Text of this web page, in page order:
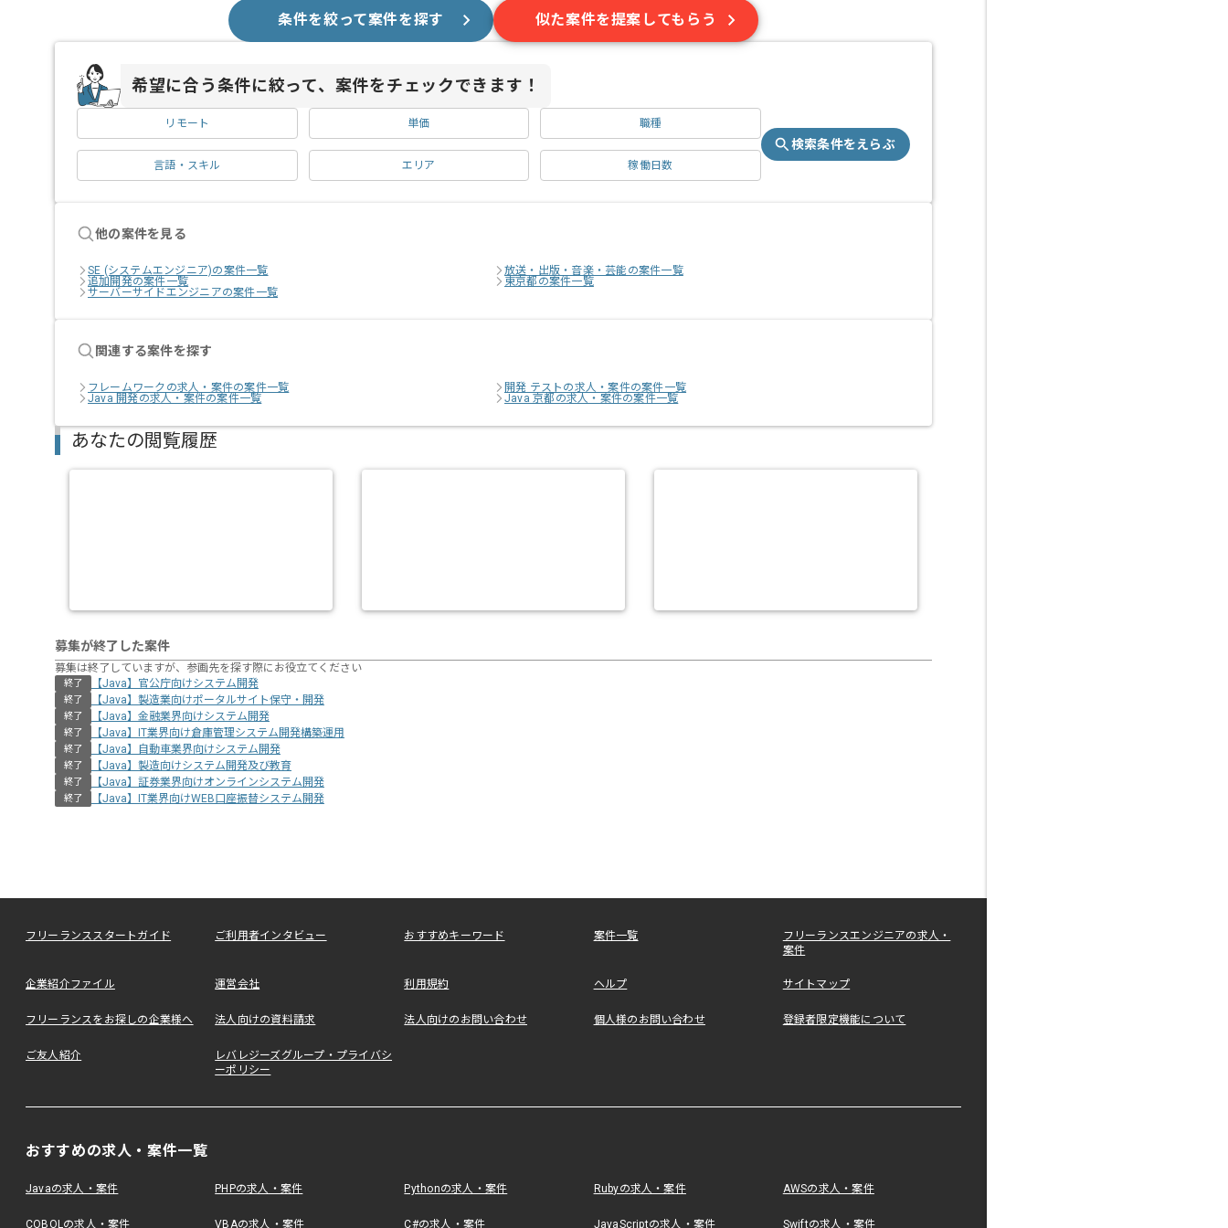
条件を絞って案件を探す 似た案件を提案してもらう
希望に合う条件に絞って、案件をチェックできます！
リモート 単価 職種
言語・スキル エリア 稼働日数
検索条件をえらぶ
他の案件を見る
SE (システムエンジニア)の案件一覧
放送・出版・音楽・芸能の案件一覧
追加開発の案件一覧
東京都の案件一覧
サーバーサイドエンジニアの案件一覧
関連する案件を探す
フレームワークの求人・案件の案件一覧
開発 テストの求人・案件の案件一覧
Java 開発の求人・案件の案件一覧
Java 京都の求人・案件の案件一覧
あなたの閲覧履歴
募集が終了した案件
募集は終了していますが、参画先を探す際にお役立てください
終了 【Java】官公庁向けシステム開発
終了 【Java】製造業向けポータルサイト保守・開発
終了 【Java】金融業界向けシステム開発
終了 【Java】IT業界向け倉庫管理システム開発構築運用
終了 【Java】自動車業界向けシステム開発
終了 【Java】製造向けシステム開発及び教育
終了 【Java】証券業界向けオンラインシステム開発
終了 【Java】IT業界向けWEB口座振替システム開発
フリーランススタートガイド ご利用者インタビュー おすすめキーワード 案件一覧
フリーランスエンジニアの求人・
案件
企業紹介ファイル 運営会社 利用規約 ヘルプ サイトマップ
フリーランスをお探しの企業様へ 法人向けの資料請求 法人向けのお問い合わせ 個人様のお問い合わせ 登録者限定機能について
ご友人紹介
レバレジーズグループ・プライバシ
ーポリシー
おすすめの求人・案件一覧
Javaの求人・案件 PHPの求人・案件 Pythonの求人・案件 Rubyの求人・案件 AWSの求人・案件
COBOLの求人・案件 VBAの求人・案件 C#の求人・案件 JavaScriptの求人・案件 Swiftの求人・案件